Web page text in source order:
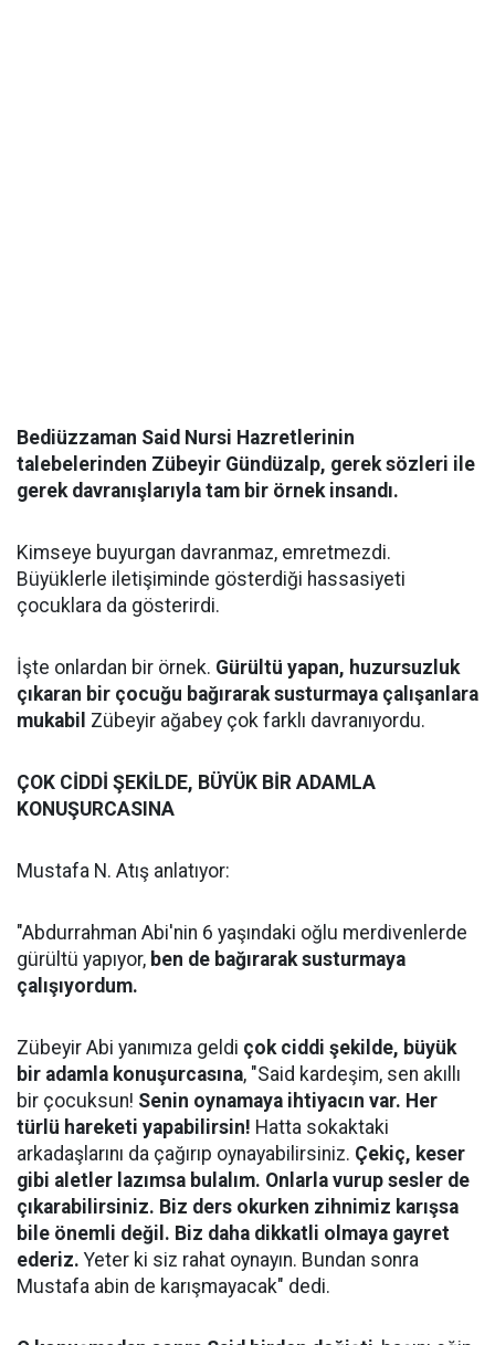
Bediüzzaman Said Nursi Hazretlerinin
talebelerinden Zübeyir Gündüzalp, gerek sözleri ile
gerek davranışlarıyla tam bir örnek insandı.
Kimseye buyurgan davranmaz, emretmezdi.
Büyüklerle iletişiminde gösterdiği hassasiyeti
çocuklara da gösterirdi.
İşte onlardan bir örnek. Gürültü yapan, huzursuzluk
çıkaran bir çocuğu bağırarak susturmaya çalışanlara
mukabil Zübeyir ağabey çok farklı davranıyordu.
ÇOK CİDDİ ŞEKİLDE, BÜYÜK BİR ADAMLA
KONUŞURCASINA
Mustafa N. Atış anlatıyor:
"Abdurrahman Abi'nin 6 yaşındaki oğlu merdivenlerde
gürültü yapıyor, ben de bağırarak susturmaya
çalışıyordum.
Zübeyir Abi yanımıza geldi çok ciddi şekilde, büyük
bir adamla konuşurcasına, "Said kardeşim, sen akıllı
bir çocuksun! Senin oynamaya ihtiyacın var. Her
türlü hareketi yapabilirsin! Hatta sokaktaki
arkadaşlarını da çağırıp oynayabilirsiniz. Çekiç, keser
gibi aletler lazımsa bulalım. Onlarla vurup sesler de
çıkarabilirsiniz. Biz ders okurken zihnimiz karışsa
bile önemli değil. Biz daha dikkatli olmaya gayret
ederiz. Yeter ki siz rahat oynayın. Bundan sonra
Mustafa abin de karışmayacak" dedi.